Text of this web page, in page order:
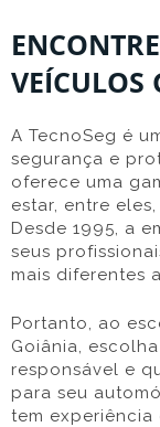
VEÍCULOS
A TecnoSeg é
segurança e
oferece uma
estar, entre
Desde 1995, a
seus
mais diferentes
Portanto, ao
Goiânia,
responsável e
para seu
tem experiência